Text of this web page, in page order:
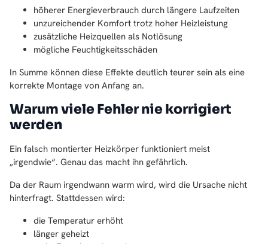
höherer Energieverbrauch durch längere Laufzeiten
unzureichender Komfort trotz hoher Heizleistung
zusätzliche Heizquellen als Notlösung
mögliche Feuchtigkeitsschäden
In Summe können diese Effekte deutlich teurer sein als eine
korrekte Montage von Anfang an.
Warum viele Fehler nie korrigiert
werden
Ein falsch montierter Heizkörper funktioniert meist
„irgendwie“. Genau das macht ihn gefährlich.
Da der Raum irgendwann warm wird, wird die Ursache nicht
hinterfragt. Stattdessen wird:
die Temperatur erhöht
länger geheizt